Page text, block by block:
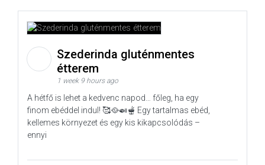
Szederinda gluténmentes
étterem
1 week 9 hours ago
A hétfő is lehet a kedvenc napod… főleg, ha egy
finom ebéddel indul! 🥰🥘🍛🫕 Egy tartalmas ebéd,
kellemes környezet és egy kis kikapcsolódás –
ennyi